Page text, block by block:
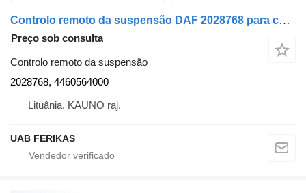
Controlo remoto da suspensão DAF 2028768 para camião tractor DAF XF106
Preço sob consulta
Controlo remoto da suspensão
2028768, 4460564000
Lituânia, KAUNO raj.
UAB FERIKAS